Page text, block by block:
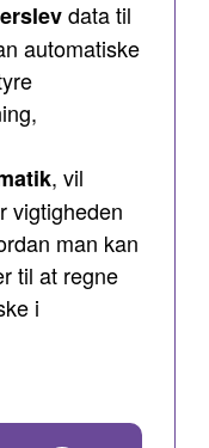
data til
automatiske
, vil
vigtigheden
man kan
til at regne
i